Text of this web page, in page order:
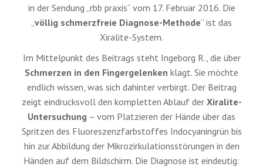
in der Sendung „rbb praxis“ vom 17. Februar 2016. Die
„völlig schmerzfreie Diagnose-Methode“ ist das
Xiralite-System.
Im Mittelpunkt des Beitrags steht Ingeborg R., die über
Schmerzen in den Fingergelenken klagt. Sie möchte
endlich wissen, was sich dahinter verbirgt. Der Beitrag
zeigt eindrucksvoll den kompletten Ablauf der Xiralite-
Untersuchung – vom Platzieren der Hände über das
Spritzen des Fluoreszenzfarbstoffes Indocyaningrün bis
hin zur Abbildung der Mikrozirkulationsstörungen in den
Händen auf dem Bildschirm. Die Diagnose ist eindeutig: